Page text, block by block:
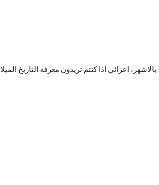
بالاشهر، اعزائي اذا كنتم تريدون معرفة التاريخ